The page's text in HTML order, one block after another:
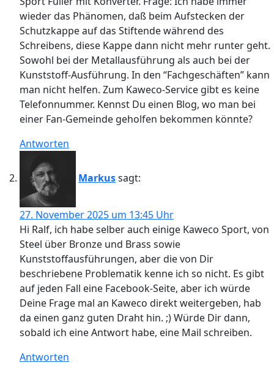
wieder das Phänomen, daß beim Aufstecken der
Schutzkappe auf das Stiftende während des
Schreibens, diese Kappe dann nicht mehr runter geht.
Sowohl bei der Metallausführung als auch bei der
Kunststoff-Ausführung. In den “Fachgeschäften” kann
man nicht helfen. Zum Kaweco-Service gibt es keine
Telefonnummer. Kennst Du einen Blog, wo man bei
einer Fan-Gemeinde geholfen bekommen könnte?
Antworten
Markussagt:
27. November 2025 um 13:45 Uhr
Hi Ralf, ich habe selber auch einige Kaweco Sport, von
Steel über Bronze und Brass sowie
Kunststoffausführungen, aber die von Dir
beschriebene Problematik kenne ich so nicht. Es gibt
auf jeden Fall eine Facebook-Seite, aber ich würde
Deine Frage mal an Kaweco direkt weitergeben, hab
da einen ganz guten Draht hin. ;) Würde Dir dann,
sobald ich eine Antwort habe, eine Mail schreiben.
Antworten